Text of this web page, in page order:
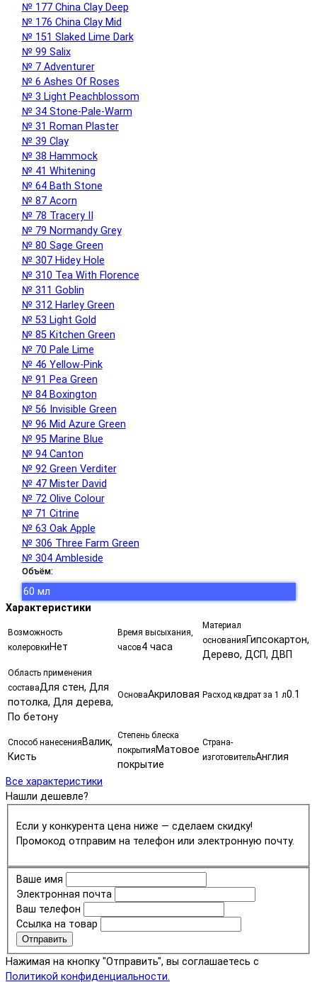
№ 177 China Clay Deep
№ 176 China Clay Mid
№ 151 Slaked Lime Dark
№ 99 Salix
№ 7 Adventurer
№ 6 Ashes Of Roses
№ 3 Light Peachblossom
№ 34 Stone-Pale-Warm
№ 31 Roman Plaster
№ 39 Clay
№ 38 Hammock
№ 41 Whitening
№ 64 Bath Stone
№ 87 Acorn
№ 78 Tracery II
№ 79 Normandy Grey
№ 80 Sage Green
№ 307 Hidey Hole
№ 310 Tea With Florence
№ 311 Goblin
№ 312 Harley Green
№ 53 Light Gold
№ 85 Kitchen Green
№ 70 Pale Lime
№ 46 Yellow-Pink
№ 91 Pea Green
№ 84 Boxington
№ 56 Invisible Green
№ 96 Mid Azure Green
№ 95 Marine Blue
№ 94 Canton
№ 92 Green Verditer
№ 47 Mister David
№ 72 Olive Colour
№ 71 Citrine
№ 63 Oak Apple
№ 306 Three Farm Green
№ 304 Ambleside
Объём:
60 мл
Характеристики
Возможность
колеровки Нет
Время высыхания,
часов4 часа
Материал
основания Гипсокартон,
Дерево, ДСП, ДВП
Область применения
составаДля стен, Для
потолка, Для дерева,
По бетону
ОсноваАкриловая Расход квдрат за 1 л0.1
Способ нанесения Валик,
Кисть
Степень блеска
покрытия Матовое
покрытие
Страна-
изготовительАнглия
Все характеристики
Нашли дешевле?
Если у конкурента цена ниже — сделаем скидку!
Промокод отправим на телефон или электронную почту.
Ваше имя
Электронная почта
Ваш телефон
Ссылка на товар
Отправить
Нажимая на кнопку "Отправить", вы соглашаетесь с
Политикой конфиденциальности.